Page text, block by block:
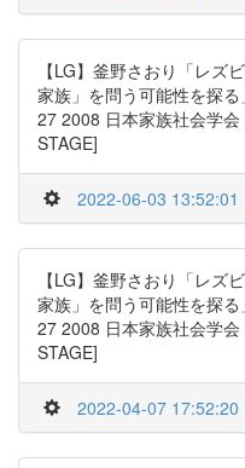
【LG】釜野さおり「レズ
家族」を問う可能性を探
27 2008 日本家族社会学
STAGE]
2022-06-03 13:52:01
【LG】釜野さおり「レズ
家族」を問う可能性を探
27 2008 日本家族社会学
STAGE]
2022-04-07 17:52:20